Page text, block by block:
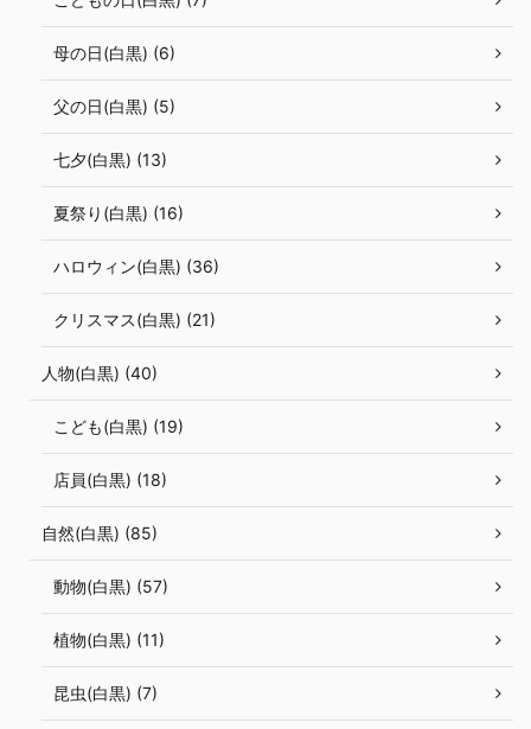
母の日(白黒) (6)
父の日(白黒) (5)
七夕(白黒) (13)
夏祭り(白黒) (16)
ハロウィン(白黒) (36)
クリスマス(白黒) (21)
人物(白黒) (40)
こども(白黒) (19)
店員(白黒) (18)
自然(白黒) (85)
動物(白黒) (57)
植物(白黒) (11)
昆虫(白黒) (7)